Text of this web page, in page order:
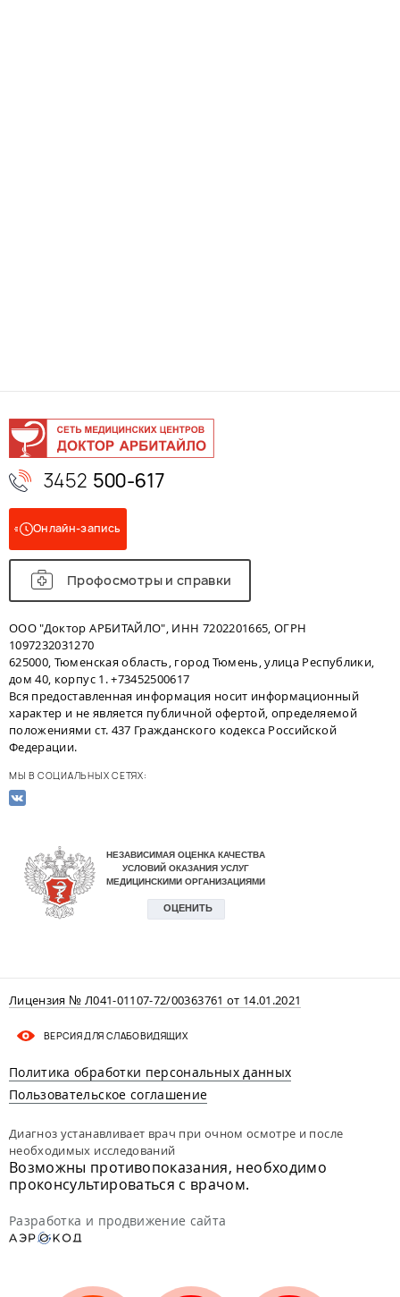
3452 500-617
Онлайн-запись
Профосмотры и справки
ООО "Доктор АРБИТАЙЛО", ИНН 7202201665, ОГРН
1097232031270
625000, Тюменская область, город Тюмень, улица Республики,
дом 40, корпус 1. +73452500617
Вся предоставленная информация носит информационный
характер и не является публичной офертой, определяемой
положениями ст. 437 Гражданского кодекса Российской
Федерации.
МЫ В СОЦИАЛЬНЫХ СЕТЯХ:
Лицензия № Л041-01107-72/00363761 от 14.01.2021
ВЕРСИЯ ДЛЯ СЛАБОВИДЯЩИХ
Политика обработки персональных данных
Пользовательское соглашение
Диагноз устанавливает врач при очном осмотре и после
необходимых исследований
Возможны противопоказания, необходимо
проконсультироваться с врачом.
Разработка и продвижение сайта